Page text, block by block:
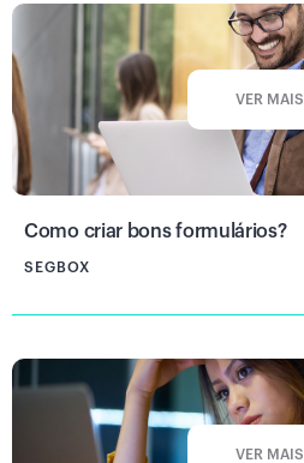
VER MAIS
Como criar bons formulários?
SEGBOX
VER MAIS